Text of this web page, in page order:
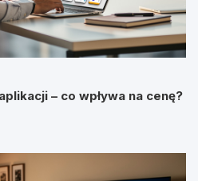
– co wpływa na cenę?